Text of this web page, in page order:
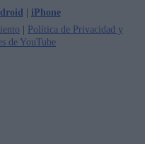
| iPhone
| Política de Privacidad y
de YouTube